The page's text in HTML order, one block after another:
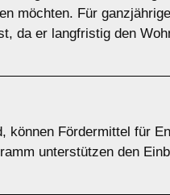
möchten. Für
da er langfristig den
können Fördermittel für
unterstützen den